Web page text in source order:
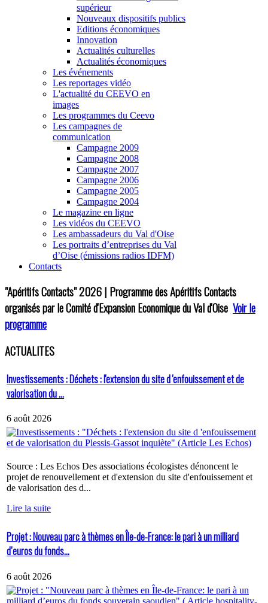
supérieur
Nouveaux dispositifs publics
Editions économiques
Innovation
Actualités culturelles
Actualités économiques
Les événements
Les reportages vidéo
L'actualité du CEEVO en
images
Les programmes du Ceevo
Les campagnes de
communication
Campagne 2009
Campagne 2008
Campagne 2007
Campagne 2006
Campagne 2005
Campagne 2004
Le magazine en ligne
Les vidéos du CEEVO
Les ambassadeurs du Val d'Oise
Les portraits d’entreprises du Val
d’Oise (émissions radios IDFM)
Contacts
"Apéritifs Contacts"2026 | Programme des Apéritifs Contacts
organisés par le Comité d'Expansion Economique du Val d'Oise Voir le
programme
ACTUALITES
Investissements : Déchets : l'extension du site d 'enfouissement et de
valorisation du ...
6 août 2026
Source : Les Echos Des associations écologistes dénoncent le
projet de renouvellement et d'extension du site d'enfouissement et
de valorisation des d...
Lire la suite
Projet : Nouveau parc à thèmes en Île-de-France: le pari à un milliard
d’euros du fonds...
6 août 2026